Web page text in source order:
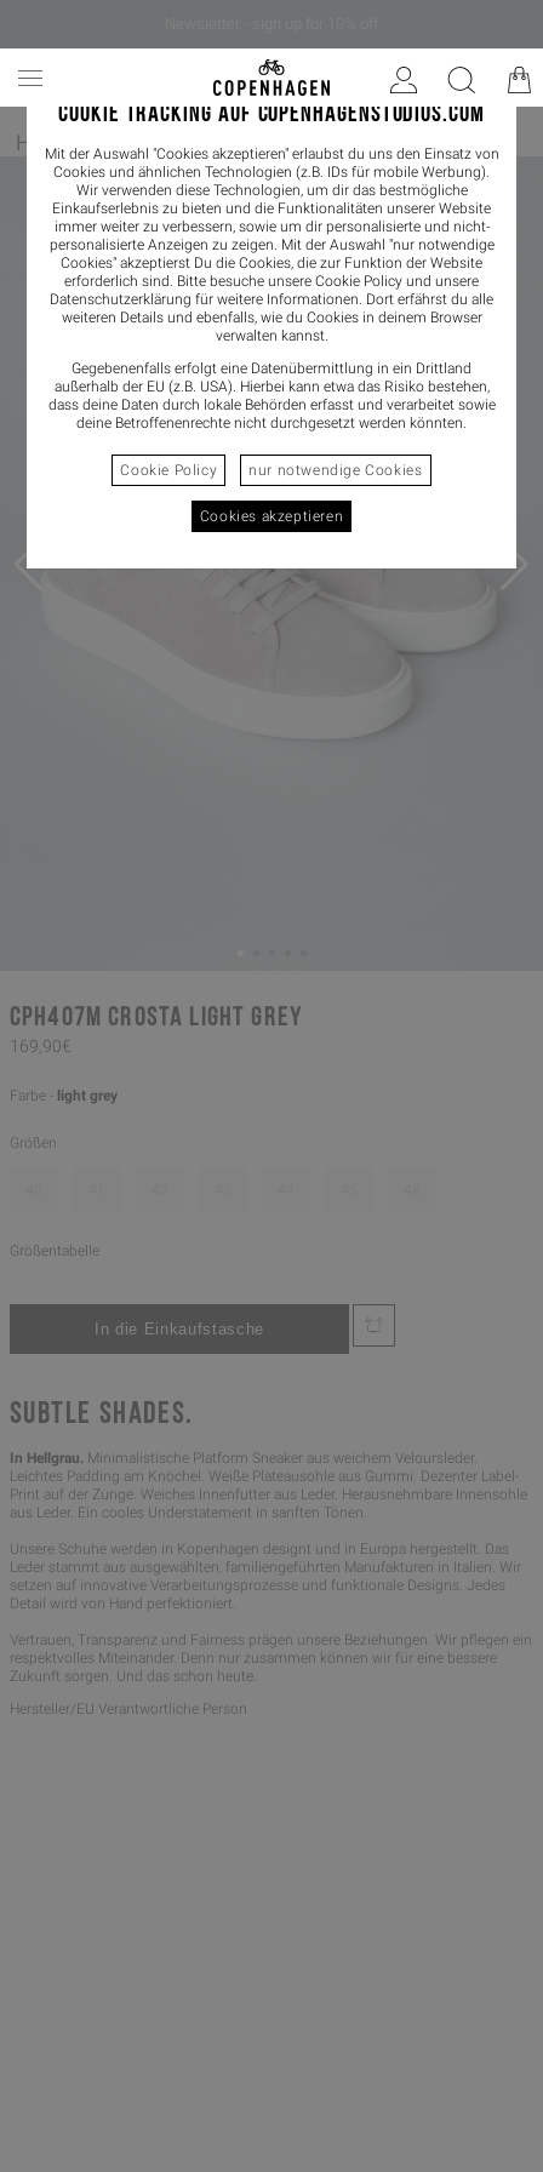
COOKIE TRACKING AUF COPENHAGENSTUDIOS.COM
Mit der Auswahl "Cookies akzeptieren" erlaubst du uns den Einsatz von
Cookies und ähnlichen Technologien (z.B. IDs für mobile Werbung).
Wir verwenden diese Technologien, um dir das bestmögliche
Einkaufserlebnis zu bieten und die Funktionalitäten unserer Website
immer weiter zu verbessern, sowie um dir personalisierte und nicht-
personalisierte Anzeigen zu zeigen. Mit der Auswahl "nur notwendige
Cookies" akzeptierst Du die Cookies, die zur Funktion der Website
erforderlich sind. Bitte besuche unsere Cookie Policy und unsere
Datenschutzerklärung für weitere Informationen. Dort erfährst du alle
weiteren Details und ebenfalls, wie du Cookies in deinem Browser
verwalten kannst.
Gegebenenfalls erfolgt eine Datenübermittlung in ein Drittland
außerhalb der EU (z.B. USA). Hierbei kann etwa das Risiko bestehen,
dass deine Daten durch lokale Behörden erfasst und verarbeitet sowie
deine Betroffenenrechte nicht durchgesetzt werden könnten.
Cookie Policy nur notwendige Cookies
Cookies akzeptieren
Home / Herren/ Sneaker
CPH407M crosta light grey
169,90€
Farbe - light grey
Größen
Größentabelle
SUBTLE SHADES.
In Hellgrau. Minimalistische Platform Sneaker aus weichem Veloursleder.
Leichtes Padding am Knöchel. Weiße Plateausohle aus Gummi. Dezenter Label-
Print auf der Zunge. Weiches Innenfutter aus Leder. Herausnehmbare Innensohle
aus Leder. Ein cooles Understatement in sanften Tönen.
Unsere Schuhe werden in Kopenhagen designt und in Europa hergestellt. Das
Leder stammt aus ausgewählten, familiengeführten Manufakturen in Italien. Wir
setzen auf innovative Verarbeitungsprozesse und funktionale Designs. Jedes
Detail wird von Hand perfektioniert.
Vertrauen, Transparenz und Fairness prägen unsere Beziehungen. Wir pflegen ein
respektvolles Miteinander. Denn nur zusammen können wir für eine bessere
Zukunft sorgen. Und das schon heute.
Hersteller/EU Verantwortliche Person